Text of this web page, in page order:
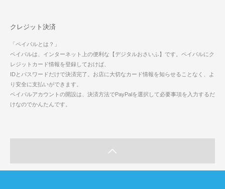
クレジット決済
「ペイパルとは？」
ペイパルは、インターネット上の便利な【デジタルおさいふ】です。ペイパルにク
レジットカード情報を登録しておけば、
IDとパスワードだけで決済完了。お店に大切なカード情報を知らせることなく、よ
り安全に支払いができます。
ペイパルアカウントの開設は、決済方法でPayPalを選択して必要事項を入力するだ
けなのでかんたんです。